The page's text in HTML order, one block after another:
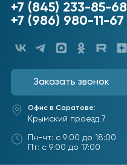
+7 (845) 233-85-68
+7 (986) 980-11-67
Заказать звонок
Офис в Саратове:
Крымский проезд 7
Пн-чт: с 9:00 до 18:00
Пт: с 9:00 до 17:00